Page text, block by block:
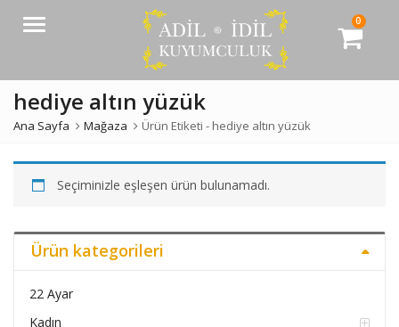
Menü 0
hediye altın yüzük
Ana Sayfa Mağaza Ürün Etiketi - hediye altın yüzük
Seçiminizle eşleşen ürün bulunamadı.
Ürün kategorileri
22 Ayar
Kadın